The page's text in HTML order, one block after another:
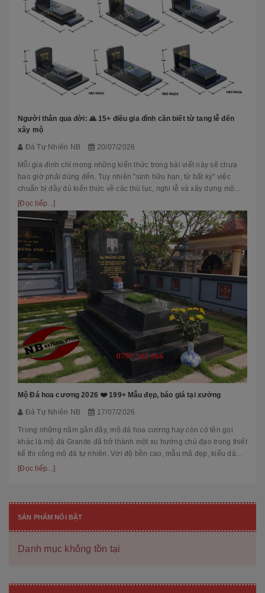
Người thân qua đời: 🙏 15+ điều gia đình cần biết từ tang lễ đến
xây mộ
Đá Tự Nhiên NB 20/07/2026
Mỗi gia đình chỉ mong những kiến thức trong bài viết này sẽ chưa
bao giờ phải dùng đến. Tuy nhiên "sinh hữu hạn, tử bất kỳ" việc
chuẩn bị đầy đủ kiến thức về các thủ tục, nghi lễ và xây dựng mộ
phầ...
[Đọc tiếp...]
Mộ Đá hoa cương 2026 ❤️ 199+ Mẫu đẹp, báo giá tại xưởng
Đá Tự Nhiên NB 17/07/2026
Trong những năm gần đây, mộ đá hoa cương hay còn có tên gọi
khác là mộ đá Granite đã trở thành một xu hướng chủ đạo trong thiết
kế thi công mộ đá tự nhiên. Với độ bền cao, mẫu mã đẹp, kiểu dáng
hiệ...
[Đọc tiếp...]
SẢN PHẨM NỔI BẬT
Danh mục không tồn tại